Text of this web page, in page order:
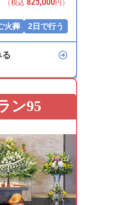
（税込 円）
火葬 2日で行う
ン95